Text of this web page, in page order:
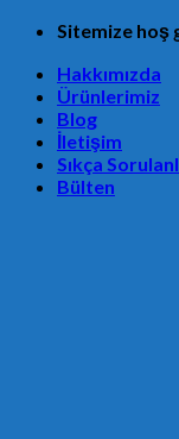
Skip
content
Sitemize hoş
Hakkımızda
Ürünlerimiz
Blog
İletişim
Sıkça
Bülten